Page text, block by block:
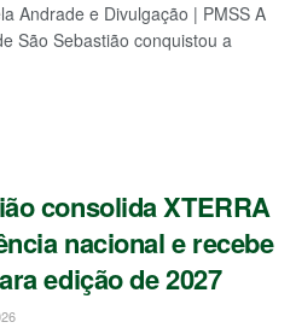
Andrade e Divulgação | PMSS A
São Sebastião conquistou a
consolida XTERRA
nacional e recebe
edição de 2027